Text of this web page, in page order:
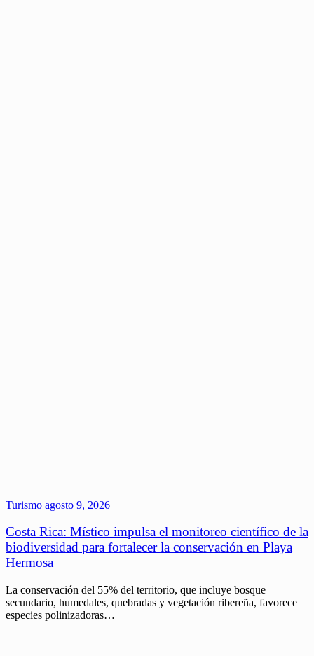
Turismo agosto 9, 2026
Costa Rica: Místico impulsa el monitoreo científico de la
biodiversidad para fortalecer la conservación en Playa
Hermosa
La conservación del 55% del territorio, que incluye bosque
secundario, humedales, quebradas y vegetación ribereña, favorece
especies polinizadoras…